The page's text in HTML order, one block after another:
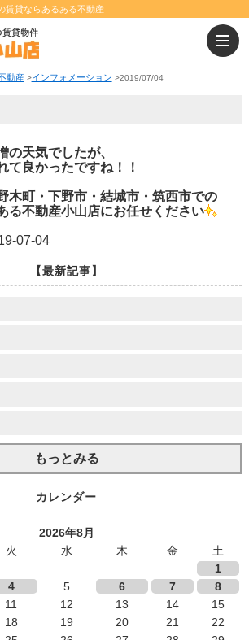
賃貸ならあるある不動産
動産>インフォメーション >2019/07/04
の天気でしたが、
て良かったですね！！
木町・下野市・結城市・筑西市での
る不動産小山店にお任せください
07-04
【最新記事】
もっとみる
カレンダー
2026年8月
火 水 木 金
土
1
4 5 6 7
8
11 12 13 14
15
18 19 20 21
22